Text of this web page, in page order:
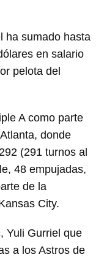
ha sumado hasta
en salario
pelota del
A como parte
donde
(291 turnos al
48 empujadas,
de la
City.
Yuli Gurriel que
a los Astros de